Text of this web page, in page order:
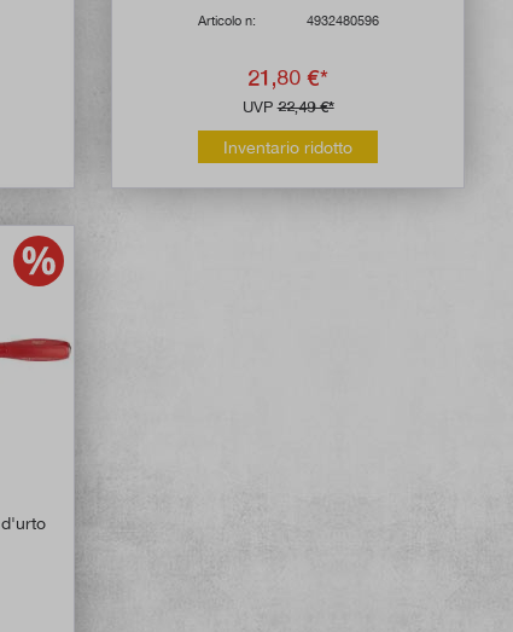
Articolo n: 4932480596
21,80 €*
UVP22,49 €*
Inventario ridotto